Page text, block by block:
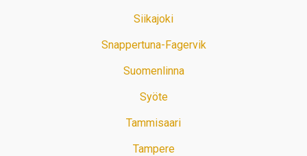
Siikajoki
Snappertuna-Fagervik
Suomenlinna
Syöte
Tammisaari
Tampere